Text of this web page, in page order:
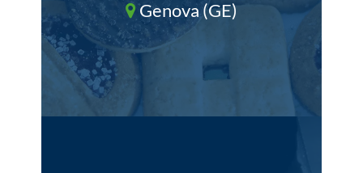
Genova (GE)